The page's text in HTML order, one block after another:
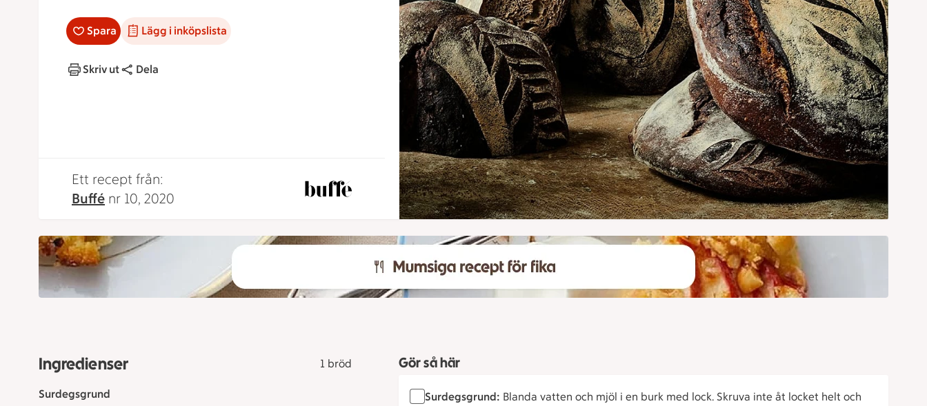
Spara Lägg i inköpslista
Skriv ut Dela
Ett recept från:
Buffé nr 10, 2020
Ingredienser 1 bröd
Surdegsgrund
Gör så här
Surdegsgrund: Blanda vatten och mjöl i en burk med lock. Skruva inte åt locket helt och